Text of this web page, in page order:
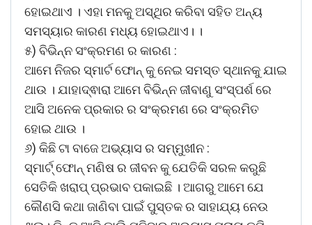
ହୋଇଥାଏ । ଏହା ମନକୁ ଅସ୍ଥିର କରିବା ସହିତ ଅନ୍ୟ
ସମସ୍ୟାର କାରଣ ମଧ୍ୟ ହୋଇଥାଏ। ।
୫) ବିଭିନ୍ନ ସଂକ୍ରମଣ ର କାରଣ :
ଆମେ ନିଜର ସ୍ମାର୍ଟ ଫୋନ୍ କୁ ନେଇ ସମସ୍ତ ସ୍ଥାନକୁ ଯାଇ
ଥାଉ । ଯାହାଦ୍ଵାରା ଆମେ ବିଭିନ୍ନ ଜୀବାଣୁ ସଂସ୍ପର୍ଶ ରେ
ଆସି ଅନେକ ପ୍ରକାର ର ସଂକ୍ରମଣ ରେ ସଂକ୍ରମିତ
ହୋଇ ଥାଉ ।
୬) କିଛି ଟା ବାଜେ ଅଭ୍ୟାସ ର ସମ୍ମୁଖୀନ :
ସ୍ମାର୍ଟ୍ ଫୋନ୍ ମଣିଷ ର ଜୀବନ କୁ ଯେତିକି ସରଳ କରୁଛି
ସେତିକି ଖରାପ୍ ପ୍ରଭାବ ପକାଇଛି । ଆଗରୁ ଆମେ ଯେ
କୌଣସି କଥା ଜାଣିବା ପାଇଁ ପୁସ୍ତକ ର ସାହାଯ୍ୟ ନେଉ